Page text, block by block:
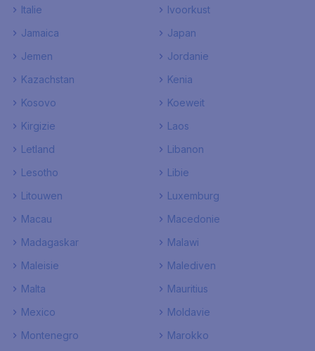
Italie
Ivoorkust
Jamaica
Japan
Jemen
Jordanie
Kazachstan
Kenia
Kosovo
Koeweit
Kirgizie
Laos
Letland
Libanon
Lesotho
Libie
Litouwen
Luxemburg
Macau
Macedonie
Madagaskar
Malawi
Maleisie
Malediven
Malta
Mauritius
Mexico
Moldavie
Montenegro
Marokko